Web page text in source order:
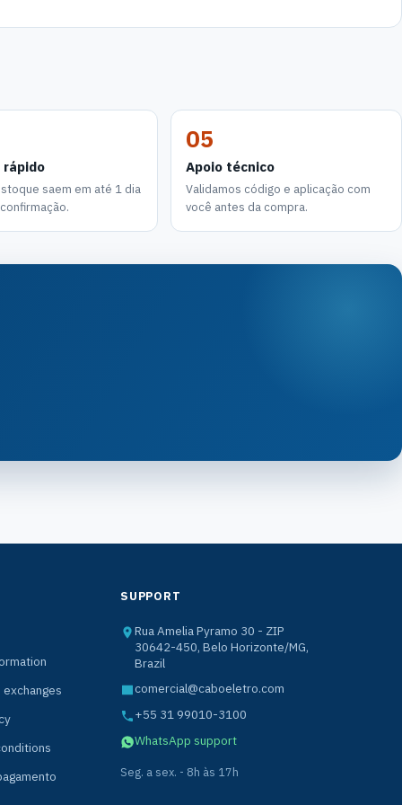
rápido
saem em até 1 dia
05
Apoio técnico
Validamos código e aplicação com
você antes da compra.
exchanges
SUPPORT
Rua Amelia Pyramo 30 - ZIP
30642-450, Belo Horizonte/MG,
Brazil
comercial@caboeletro.com
+55 31 99010-3100
WhatsApp support
Seg. a sex. - 8h às 17h